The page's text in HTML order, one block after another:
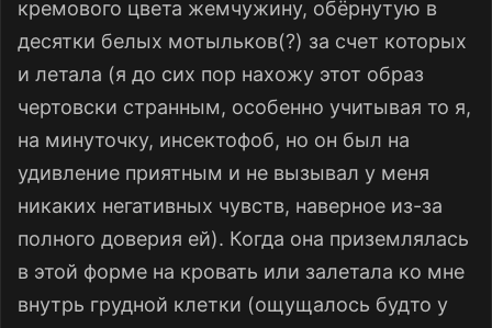
кремового цвета жемчужину, обёрнутую в
десятки белых мотыльков(?) за счет которых
и летала (я до сих пор нахожу этот образ
чертовски странным, особенно учитывая то я,
на минуточку, инсектофоб, но он был на
удивление приятным и не вызывал у меня
никаких негативных чувств, наверное из-за
полного доверия ей). Когда она приземлялась
в этой форме на кровать или залетала ко мне
внутрь грудной клетки (ощущалось будто у